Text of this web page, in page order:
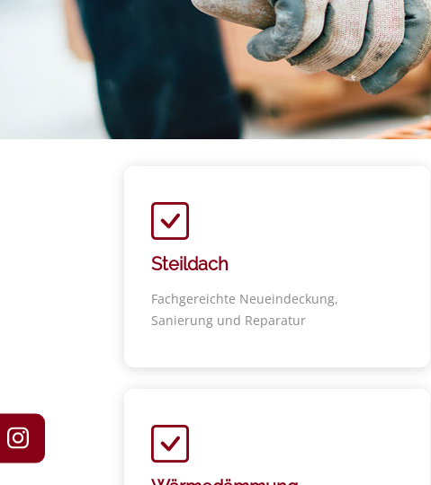
Steildach
Fachgereichte Neueindeckung,
Sanierung und Reparatur